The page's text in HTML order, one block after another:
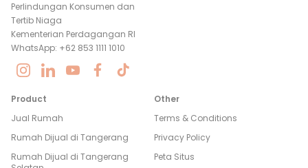
Perlindungan Konsumen dan
Tertib Niaga
Kementerian Perdagangan RI
WhatsApp: +62 853 1111 1010
Product
Jual Rumah
Rumah Dijual di Tangerang
Rumah Dijual di Tangerang
Other
Terms & Conditions
Privacy Policy
Peta Situs